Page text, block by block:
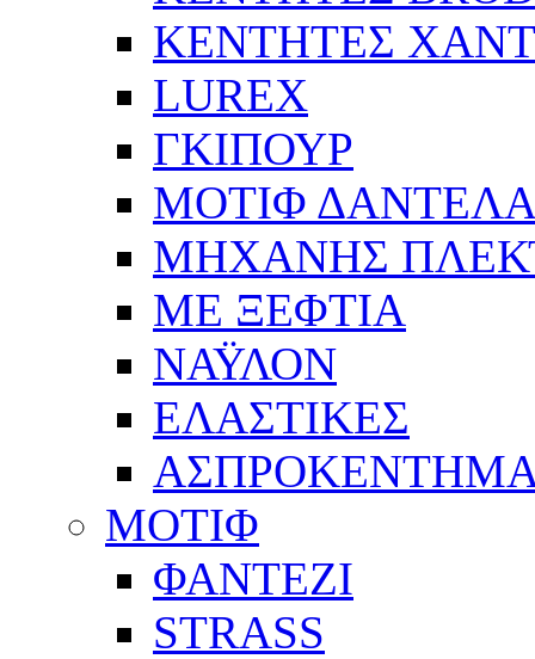
ΚΕΝΤΗΤΕΣ
LUREX
ΓΚΙΠΟΥΡ
ΜΟΤΙΦ
ΜΗΧΑΝΗΣ
ΜΕ ΞΕΦΤΙΑ
ΝΑΫΛΟΝ
ΕΛΑΣΤΙΚΕΣ
ΜΟΤΙΦ
ΦΑΝΤΕΖΙ
STRASS